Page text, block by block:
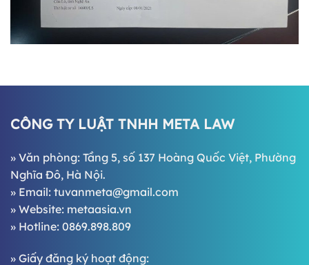
CÔNG TY LUẬT TNHH META LAW
» Văn phòng: Tầng 5, số 137 Hoàng Quốc Việt, Phường
Nghĩa Đô, Hà Nội.
» Email: tuvanmeta@gmail.com
» Website: metaasia.vn
» Hotline: 0869.898.809
» Giấy đăng ký hoạt động: